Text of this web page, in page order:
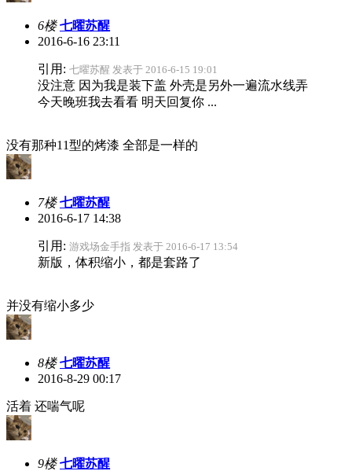
6楼 七曜苏醒
2016-6-16 23:11
引用: 七曜苏醒 发表于 2016-6-15 19:01
没注意 因为我是装下盖 外壳是另外一遍流水线弄
今天晚班我去看看 明天回复你 ...
没有那种11型的烤漆 全部是一样的
7楼 七曜苏醒
2016-6-17 14:38
引用: 游戏场金手指 发表于 2016-6-17 13:54
新版，体积缩小，都是套路了
并没有缩小多少
8楼 七曜苏醒
2016-8-29 00:17
活着 还喘气呢
9楼 七曜苏醒